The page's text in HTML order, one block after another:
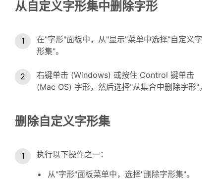
从自定义字形集中删除字形
在"字形"面板中，从"显示"菜单中选择"自定义字
形集"。
右键单击 (Windows) 或按住 Control 键单击
(Mac OS) 字形，然后选择"从集合中删除字形"。
删除自定义字形集
执行以下操作之一：
从"字形"面板菜单中，选择"删除字形集"。